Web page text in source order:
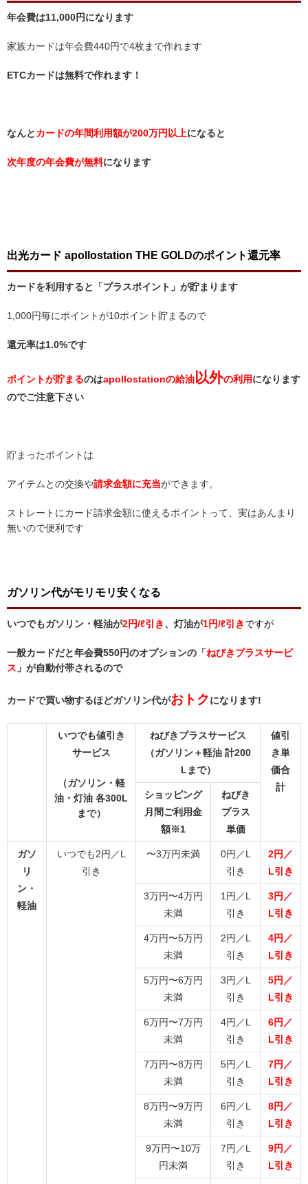
年会費は11,000円になります
家族カードは年会費440円で4枚まで作れます
ETCカードは無料で作れます！
なんとカードの年間利用額が200万円以上になると
次年度の年会費が無料になります
出光カード apollostation THE GOLDのポイント還元率
カードを利用すると「プラスポイント」が貯まります
1,000円毎にポイントが10ポイント貯まるので
還元率は1.0%です
ポイントが貯まるのはapollostationの給油以外の利用になります
のでご注意下さい
貯まったポイントは
アイテムとの交換や請求金額に充当ができます。
ストレートにカード請求金額に使えるポイントって、実はあんまり
無いので便利です
ガソリン代がモリモリ安くなる
いつでもガソリン・軽油が2円/ℓ引き、灯油が1円/ℓ引きですが
一般カードだと年会費550円のオプションの「ねびきプラスサービ
ス 」が自動付帯されるので
カードで買い物するほどガソリン代がおトクになります!
いつでも値引き
サービス
（ガソリン・軽
油・灯油 各300L
まで）
ねびきプラスサービス
（ガソリン＋軽油 計200
Lまで）
値引
き単
価合
計
ショッピング
月間ご利用金
額※1
ねびき
プラス
単価
ガソ
リ
ン・
軽油
いつでも2円／L
引き
〜3万円未満
0円／L
引き
2円／
L引き
3万円〜4万円
未満
1円／L
引き
3円／
L引き
4万円〜5万円
未満
2円／L
引き
4円／
L引き
5万円〜6万円
未満
3円／L
引き
5円／
L引き
6万円〜7万円
未満
4円／L
引き
6円／
L引き
7万円〜8万円
未満
5円／L
引き
7円／
L引き
8万円〜9万円
未満
6円／L
引き
8円／
L引き
9万円〜10万
円未満
7円／L
引き
9円／
L引き